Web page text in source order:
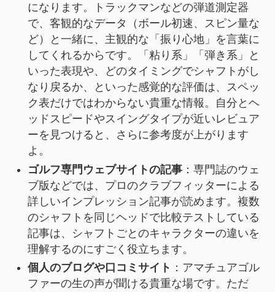
になります。トラックマンなどの弾道測定器
で、客観的なデータ（ボール初速、スピン量な
ど）と一緒に、主観的な「振り心地」を言葉に
してくれるからです。「粘り系」「弾き系」と
いった表現や、どのタイミングでシャフトがし
なり戻るか、といった感覚的な評価は、スペッ
ク表だけではわからない貴重な情報。自分とヘ
ッドスピードやスイングタイプが近いレビュア
ーを見つけると、さらに参考度が上がります
よ。
ゴルフ専門ウェブサイトの記事：専門誌のウェ
ブ版などでは、プロのクラブフィッターによる
詳しいインプレッション記事が読めます。複数
のシャフトを同じヘッドで比較テストしている
記事は、シャフトごとのキャラクターの違いを
理解するのにすごく役立ちます。
個人のブログや口コミサイト ：アマチュアゴル
ファーの生の声が聞ける貴重な場です。ただ